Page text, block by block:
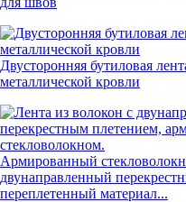
Двусторонняя бутиловая
металлической кровли
Армированный
двунаправленный
переплетенный материал...